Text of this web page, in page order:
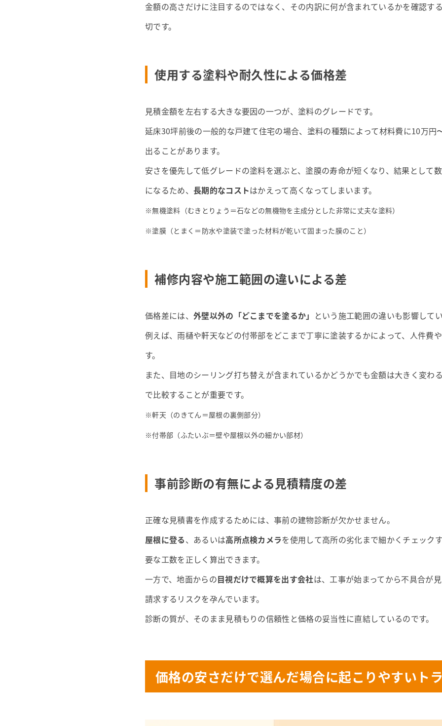
金額の高さだけに注目するのではなく、その内訳に何が含まれているかを確認す
切です。
使用する塗料や耐久性による価格差
見積金額を左右する大きな要因の一つが、塗料のグレードです。
延床30坪前後の一般的な戸建て住宅の場合、塗料の種類によって材料費に10万円
出ることがあります。
安さを優先して低グレードの塗料を選ぶと、塗膜の寿命が短くなり、結果として
になるため、 長期的なコストはかえって高くなってしまいます。
※無機塗料（むきとりょう＝石などの無機物を主成分とした非常に丈夫な塗料）
※塗膜（とまく＝防水や塗装で塗った材料が乾いて固まった膜のこと）
補修内容や施工範囲の違いによる差
価格差には、 外壁以外の「どこまでを塗るか」 という施工範囲の違いも影響して
例えば、雨樋や軒天などの付帯部をどこまで丁寧に塗装するかによって、人件費
す。
また、目地のシーリング打ち替えが含まれているかどうかでも金額は大きく変わ
で比較することが重要です。
※軒天（のきてん＝屋根の裏側部分）
※付帯部（ふたいぶ＝壁や屋根以外の細かい部材）
事前診断の有無による見積精度の差
正確な見積書を作成するためには、事前の建物診断が欠かせません。
屋根に登る、あるいは高所点検カメラを使用して高所の劣化まで細かくチェック
要な工数を正しく算出できます。
一方で、地面からの目視だけで概算を出す会社は、工事が始まってから不具合が
請求するリスクを孕んでいます。
診断の質が、そのまま見積もりの信頼性と価格の妥当性に直結しているのです。
価格の安さだけで選んだ場合に起こりやすいト